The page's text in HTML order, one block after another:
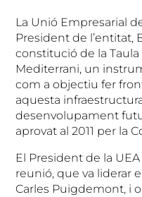
La Unió Empresarial
President de l’entitat,
constitució de la
Mediterrani, un
com a objectiu fer
aquesta
desenvolupament
aprovat al 2011 per la
El President de la
reunió, que va liderar
Carles Puigdemont, i